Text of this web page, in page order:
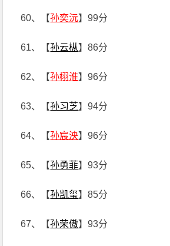
60、【孙奕沅】99分
61、【孙云枞】86分
62、【孙栩淮】96分
63、【孙习芝】94分
64、【孙宸泱】96分
65、【孙勇菲】93分
66、【孙凯玺】85分
67、【孙荣傲】93分